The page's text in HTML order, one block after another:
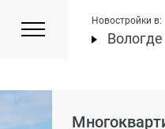
Новостройки в:
Вологде